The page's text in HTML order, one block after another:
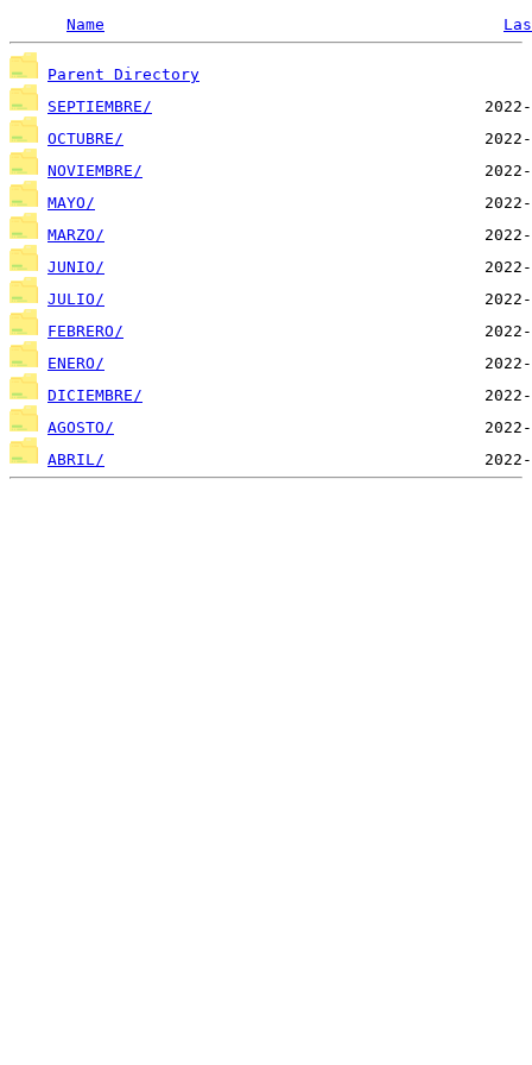
Name
Parent Directory
SEPTIEMBRE/
OCTUBRE/
NOVIEMBRE/
MAYO/
MARZO/
JUNIO/
JULIO/
FEBRERO/
ENERO/
DICIEMBRE/
AGOSTO/
ABRIL/